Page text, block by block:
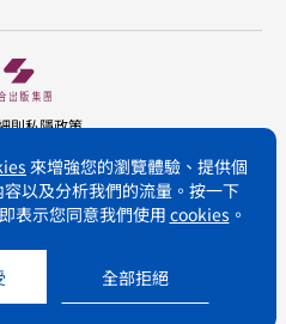
來增強您的瀏覽體驗、提供個
以及分析我們的流量。按一下
表示您同意我們使用 cookies 。
全部拒絕
三聯書店(香港)有限公司
Kong) Company Limited.
reserved.
則私隱政策